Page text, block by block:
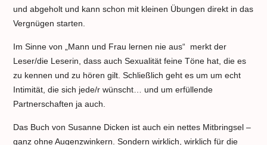
und abgeholt und kann schon mit kleinen Übungen direkt in das
Vergnügen starten.
Im Sinne von „Mann und Frau lernen nie aus“ merkt der
Leser/die Leserin, dass auch Sexualität feine Töne hat, die es
zu kennen und zu hören gilt. Schließlich geht es um um echt
Intimität, die sich jede/r wünscht… und um erfüllende
Partnerschaften ja auch.
Das Buch von Susanne Dicken ist auch ein nettes Mitbringsel –
ganz ohne Augenzwinkern. Sondern wirklich, wirklich für die